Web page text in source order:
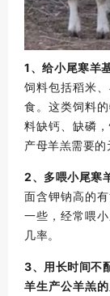
1、给小尾寒羊
饲料包括稻米
食。 这类饲料
料缺钙、缺磷
产母羊羔需要的
2、多喂小尾寒
面含钾钠高的
一些，经常喂
几率。
3、用长时间不
羊生产公羊羔